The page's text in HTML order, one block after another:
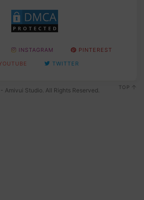
INSTAGRAM
PINTEREST
TWITTER
Studio. All Rights Reserved. TOP